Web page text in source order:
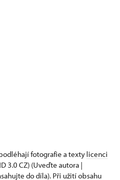
fotografie a texty licenci
3.0 CZ) (Uveďte autora |
do díla). Při užití obsahu